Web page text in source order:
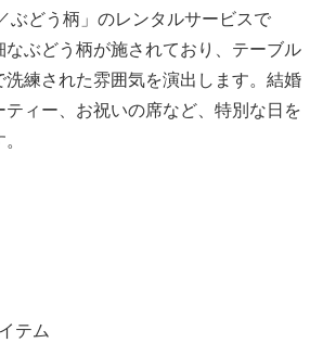
ぶどう柄」のレンタルサービスで
ぶどう柄が施されており、テーブル
洗練された雰囲気を演出します。結婚
ィー、お祝いの席など、特別な日を
テム